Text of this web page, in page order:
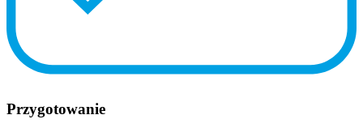
Przygotowanie